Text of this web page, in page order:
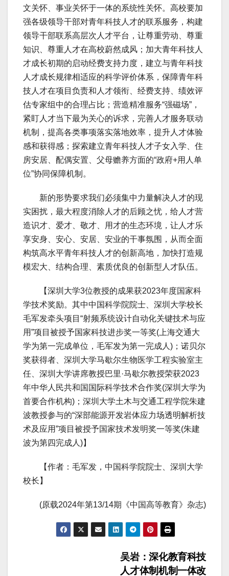
文关怀、事业关怀于一体的系统性关怀。高校要加
强各级领导干部对青年科技人才的联系服务，构建
领导干部联系高层次人才平台，让尊重劳动、尊重
知识、尊重人才在高校蔚然成风；加大青年科技人
才成长初期的启动经费支持力度，建立与青年科技
人才成长规律相适应的科学评价体系，保障青年科
技人才在项目负责和人才领衔、经费支持、绩效评
估专家组中的合理占比；营造精准服务“强磁场”，
紧盯人才当下最为关心的诉求，完善人才服务联动
机制，提高各类事项落实落地效率，提升人才体验
感和获得感；探索建立青年科技人才子女入学、住
房安居、配偶安置、父母赡养方面的“政府+用人单
位”协同保障机制。
新的形势要求我们必须集中力量解决人才的现
实困扰，最大程度消除人才的后顾之忧，给人才营
造识才、爱才、敬才、用才的生态环境，让人才乐
享安身、安心、安居、安业的干事氛围，从而全面
构筑高水平青年科技人才的创新高地，加快打造规
模宏大、结构合理、素质优良的创新型人才队伍。
【深圳大学3位教授的成果获2023年度国家科
学技术奖励。其中中国科学院院士、深圳大学校长
毛军发牵头项目“射频系统设计自动化关键技术与应
用”项目被授予国家科技进步奖一等奖(上海交通大
学为第一完成单位，毛军发为第一完成人)；诺贝尔
奖获得者、深圳大学马歇尔生物医学工程实验室主
任、深圳大学讲席教授巴里·马歇尔教授荣获2023
年中华人民共和国国际科学技术合作奖(深圳大学为
首要合作机构)；深圳大学土木与交通工程学院朱建
波教授参与的“深部能源开发岩体应力场透明解析技
术及应用”项目被授予国家技术发明奖一等奖(朱建
波为第四完成人)】
【作者：毛军发，中国科学院院士、深圳大学
校长】
(原载2024年第13/14期《中国高等教育》杂志)
吴岩：深化教育科技
人才体制机制一体改